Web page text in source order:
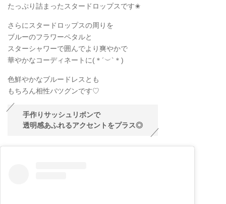
たっぷり詰まったスタードロップスです✬
さらにスタードロップスの周りを
ブルーのフラワーペタルと
スターシャワーで囲んでより爽やかで
華やかなコーディネートに(＊ ´︶` ＊)
色鮮やかなブルードレスとも
もちろん相性バツグンです♡
手作りサッシュリボンで
透明感あふれるアクセントをプラス◎